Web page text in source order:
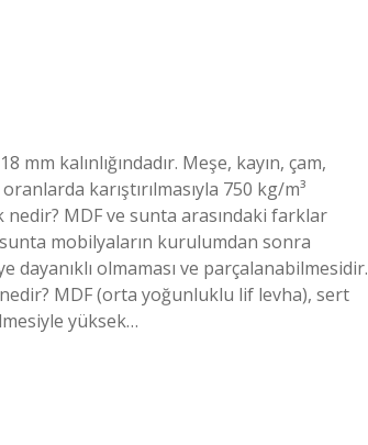
mm kalınlığındadır. Meşe, kayın, çam,
karıştırılmasıyla 750 kg/m³
MDF ve sunta arasındaki farklar
sunta mobilyaların kurulumdan sonra
olmaması ve parçalanabilmesidir.
nedir? MDF (orta yoğunluklu lif levha), sert
yüksek…